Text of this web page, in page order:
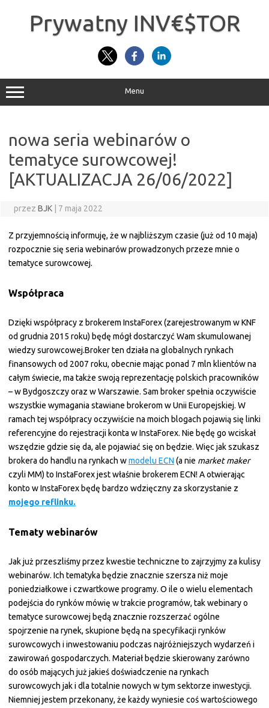
Prywatny INV€$TOR
Menu
nowa seria webinarów o
tematyce surowcowej!
[AKTUALIZACJA 26/06/2022]
przez BJK 7 maja 2022
Z przyjemnością informuję, że w najbliższym czasie (już od 10 maja)
rozpocznie się seria webinarów prowadzonych przeze mnie o
tematyce surowcowej.
Współpraca
Dzięki współpracy z brokerem InstaForex (zarejestrowanym w KNF
od grudnia 2015 roku) będę mógł dostarczyć Wam skumulowanej
wiedzy surowcowej.Broker ten działa na globalnych rynkach
finansowych od 2007 roku, obecnie mając ponad 7 mln klientów na
całym świecie, ma także swoją reprezentację polskich pracowników
– w Bydgoszczy oraz w Warszawie. Sam broker spełnia oczywiście
wszystkie wymagania stawiane brokerom w Unii Europejskiej. W
ramach tej współpracy oczywiście na moich blogach pojawią się linki
referencyjne do rejestracji konta w InstaForex. Nie będę go wciskał
wszędzie gdzie się da, ale pojawiać się on będzie. Więc jak szukasz
brokera do handlu na rynkach wmodelu ECN (a nie market maker
czyli MM) to InstaForex jest właśnie brokerem ECN! A otwierając
konto w InstaForex będę bardzo wdzięczny za skorzystanie z
mojego reflinku.
Tematy webinarów
Jak już przeszliśmy przez kwestie techniczne to zajrzyjmy za kulisy
webinarów. Ich tematyka będzie znacznie szersza niż moje
poniedziałkowe i czwartkowe programy. O ile o wielu elementach
podejścia do rynków mówię w trakcie programów, tak webinary o
tematyce surowcowej będą znacznie rozszerzać ogólne
spojrzenie na rynek, skupione będą na specyfikacji rynków
surowcowych i inwestowaniu podczas najróżniejszych wydarzeń i
zawirowań gospodarczych. Materiał będzie skierowany zarówno
do osób mających już jakieś doświadczenie na rynkach
surowcowych jak i dla totalnie nowych w tym sektorze inwestycji.
Niemniej jestem przekonany, że każdy wyniesie coś wartościowego